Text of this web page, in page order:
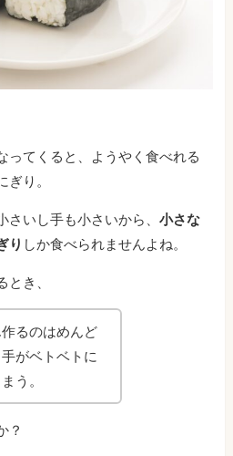
ってくると、ようやく食べれる
ぎり。
さいし手も小さいから、小さな
り しか食べられませんよね。
とき、
るのはめんど
がベトベトに
う。
？